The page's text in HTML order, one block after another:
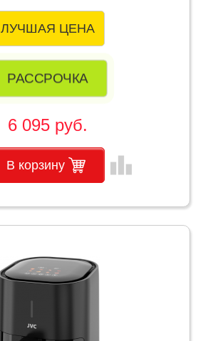
ЛУЧШАЯ ЦЕНА
РАССРОЧКА
6 095 руб.
В корзину leaderboard